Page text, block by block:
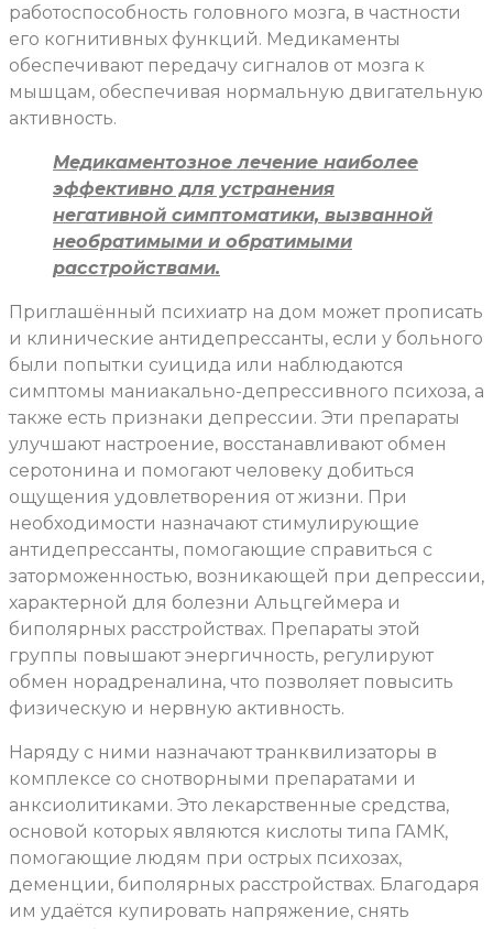
работоспособность головного мозга, в частности
его когнитивных функций. Медикаменты
обеспечивают передачу сигналов от мозга к
мышцам, обеспечивая нормальную двигательную
активность.
Медикаментозное лечение наиболее
эффективно для устранения
негативной симптоматики, вызванной
необратимыми и обратимыми
расстройствами.
Приглашённый психиатр на дом может прописать
и клинические антидепрессанты, если у больного
были попытки суицида или наблюдаются
симптомы маниакально-депрессивного психоза, а
также есть признаки депрессии. Эти препараты
улучшают настроение, восстанавливают обмен
серотонина и помогают человеку добиться
ощущения удовлетворения от жизни. При
необходимости назначают стимулирующие
антидепрессанты, помогающие справиться с
заторможенностью, возникающей при депрессии,
характерной для болезни Альцгеймера и
биполярных расстройствах. Препараты этой
группы повышают энергичность, регулируют
обмен норадреналина, что позволяет повысить
физическую и нервную активность.
Наряду с ними назначают транквилизаторы в
комплексе со снотворными препаратами и
анксиолитиками. Это лекарственные средства,
основой которых являются кислоты типа ГАМК,
помогающие людям при острых психозах,
деменции, биполярных расстройствах. Благодаря
им удаётся купировать напряжение, снять